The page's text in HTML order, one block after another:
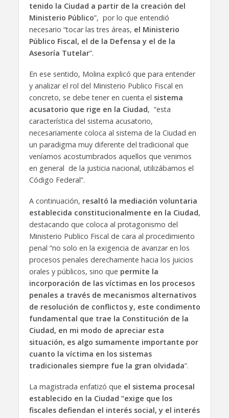
tenido la Ciudad a partir de la creación del
Ministerio Público”, por lo que entendió
necesario “tocar las tres áreas, el Ministerio
Público Fiscal, el de la Defensa y el de la
Asesoría Tutelar”.
En ese sentido, Molina explicó que para entender
y analizar el rol del Ministerio Publico Fiscal en
concreto, se debe tener en cuenta el sistema
acusatorio que rige en la Ciudad, “esta
característica del sistema acusatorio,
necesariamente coloca al sistema de la Ciudad en
un paradigma muy diferente del tradicional que
veníamos acostumbrados aquellos que venimos
en general de la justicia nacional, utilizábamos el
Código Federal”.
A continuación, resaltó la mediación voluntaria
establecida constitucionalmente en la Ciudad,
destacando que coloca al protagonismo del
Ministerio Publico Fiscal de cara al procedimiento
penal “no solo en la exigencia de avanzar en los
procesos penales derechamente hacia los juicios
orales y públicos, sino que permite la
incorporación de las víctimas en los procesos
penales a través de mecanismos alternativos
de resolución de conflictos y, este condimento
fundamental que trae la Constitución de la
Ciudad, en mi modo de apreciar esta
situación, es algo sumamente importante por
cuanto la víctima en los sistemas
tradicionales siempre fue la gran olvidada”.
La magistrada enfatizó que el sistema procesal
establecido en la Ciudad “exige que los
fiscales defiendan el interés social, y el interés